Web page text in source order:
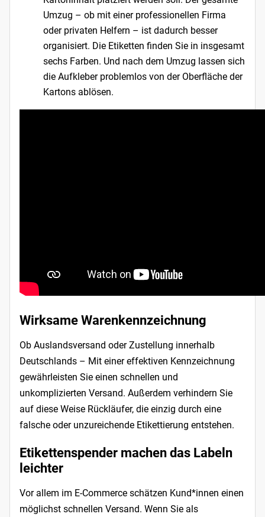
Umzug – ob mit einer professionellen Firma
oder privaten Helfern – ist dadurch besser
organisiert. Die Etiketten finden Sie in insgesamt
sechs Farben. Und nach dem Umzug lassen sich
die Aufkleber problemlos von der Oberfläche der
Kartons ablösen.
Wirksame Warenkennzeichnung
Ob Auslandsversand oder Zustellung innerhalb
Deutschlands – Mit einer effektiven Kennzeichnung
gewährleisten Sie einen schnellen und
unkomplizierten Versand. Außerdem verhindern Sie
auf diese Weise Rückläufer, die einzig durch eine
falsche oder unzureichende Etikettierung entstehen.
Etikettenspender machen das Labeln
leichter
Vor allem im E-Commerce schätzen Kund*innen einen
möglichst schnellen Versand. Wenn Sie als